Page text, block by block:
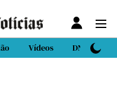
Vídeos DN Sport